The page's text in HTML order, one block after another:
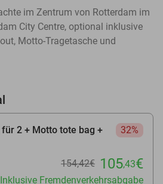
im Zentrum von Rotterdam im
City Centre, optional inklusive
Motto-Tragetasche und
2 + Motto tote bag +
32%
154,42€ 105,43€
Inklusive Fremdenverkehrsabgabe